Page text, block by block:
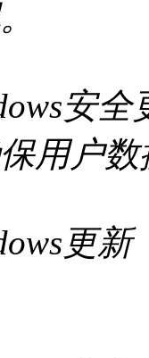
安
用户
更